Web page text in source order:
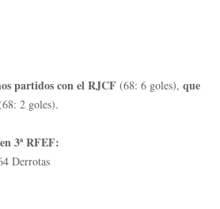
partidos con el RJCF(68: 6 goles), que
2 goles).
3ª RFEF:
Derrotas